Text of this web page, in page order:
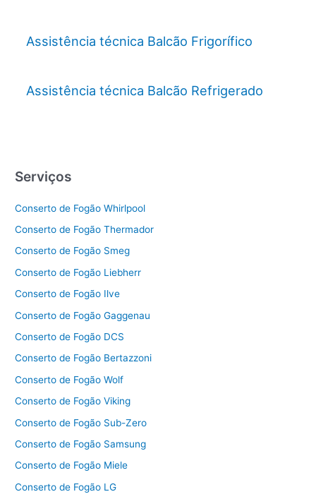
Assistência técnica Balcão Frigorífico
Assistência técnica Balcão Refrigerado
Serviços
Conserto de Fogão Whirlpool
Conserto de Fogão Thermador
Conserto de Fogão Smeg
Conserto de Fogão Liebherr
Conserto de Fogão Ilve
Conserto de Fogão Gaggenau
Conserto de Fogão DCS
Conserto de Fogão Bertazzoni
Conserto de Fogão Wolf
Conserto de Fogão Viking
Conserto de Fogão Sub-Zero
Conserto de Fogão Samsung
Conserto de Fogão Miele
Conserto de Fogão LG